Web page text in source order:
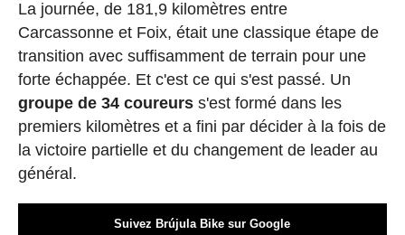
La journée, de 181,9 kilomètres entre
Carcassonne et Foix, était une classique étape de
transition avec suffisamment de terrain pour une
forte échappée. Et c'est ce qui s'est passé. Un
groupe de 34 coureurss'est formé dans les
premiers kilomètres et a fini par décider à la fois de
la victoire partielle et du changement de leader au
général.
Suivez Brújula Bike sur Google